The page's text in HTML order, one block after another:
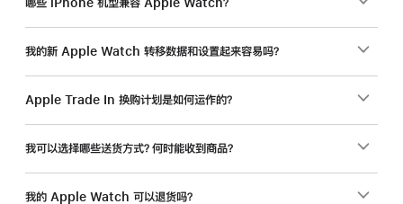
哪些 iPhone 机型兼容 Apple Watch？
我的新 Apple Watch 转移数据和设置起来容易吗？
Apple Trade In 换购计划是如何运作的？
我可以选择哪些送货方式？何时能收到商品？
我的 Apple Watch 可以退货吗？